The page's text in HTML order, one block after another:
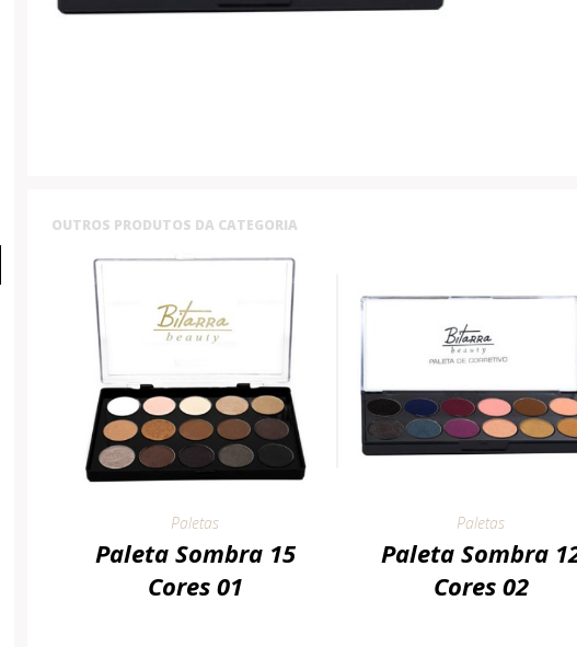
OUTROS PRODUTOS DA CATEGORIA
Paletas
Paleta Sombra 15
Cores 01
Paletas
Paleta Sombra
Cores 02